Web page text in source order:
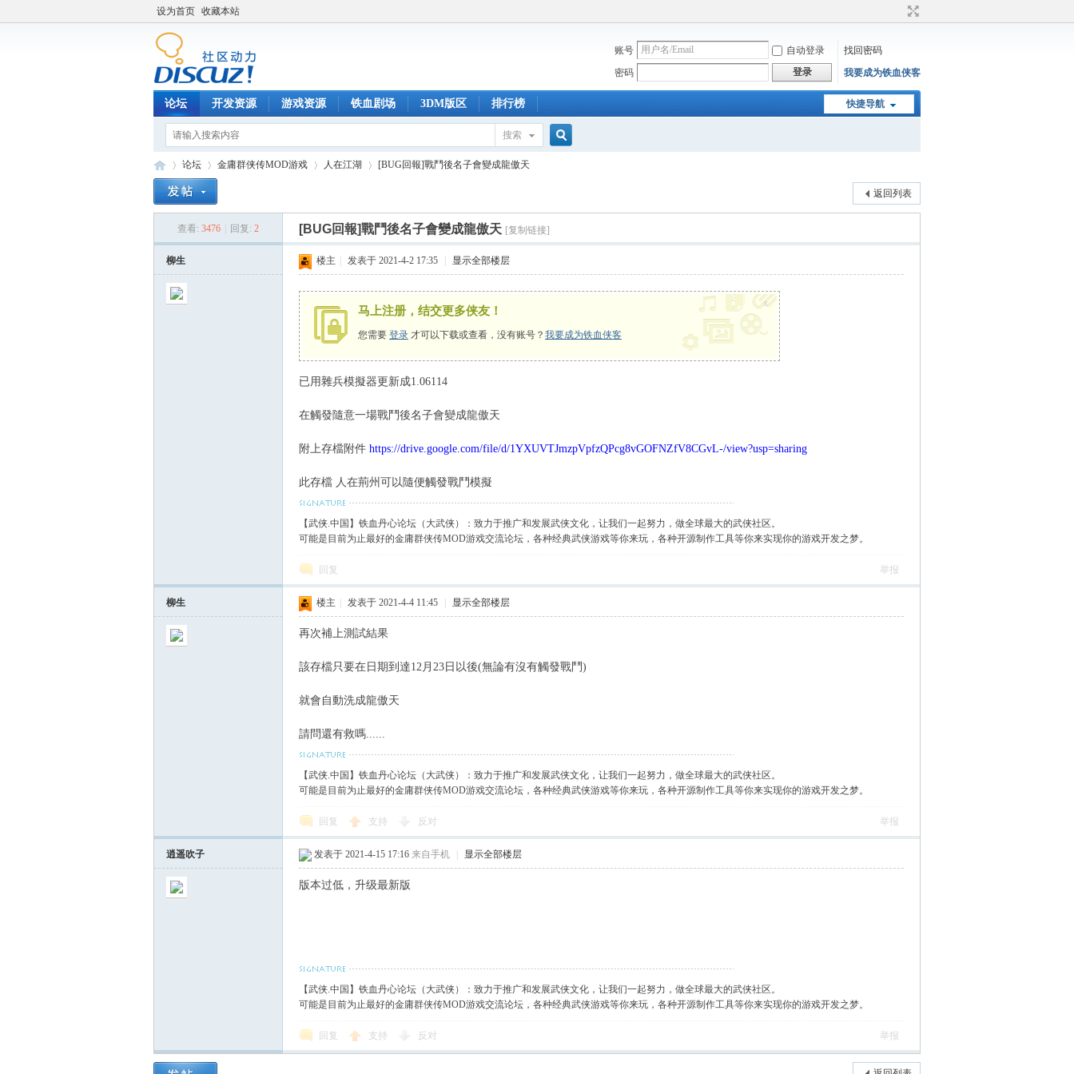
设为首页 收藏本站
账号 自动登录
找回密码
密码
登录 我要成为铁血侠客
快捷导航
论坛 开发资源 游戏资源 铁血剧场 3DM版区 排行榜
搜索
论坛
›
金庸群侠传MOD游戏
›
人在江湖
›
[BUG回報]戰鬥後名子會變成龍傲天
返回列表
查看: 3476 回复: 2 [BUG回報]戰鬥後名子會變成龍傲天 [复制链接]
柳生 楼主 发表于 2021-4-2 17:35 显示全部楼层
马上注册，结交更多侠友！
您需要 登录 才可以下载或查看，没有账号？ 我要成为铁血侠客
x
已用雜兵模擬器更新成1.06114
在觸發隨意一場戰鬥後名子會變成龍傲天
附上存檔附件 https://drive.google.com/file/d/1YXUVTJmzpVpfzQPcg8vGOFNZfV8CGvL-/view?usp=sharing
此存檔 人在荊州可以隨便觸發戰鬥模擬
【武侠.中国】铁血丹心论坛（大武侠）：致力于推广和发展武侠文化，让我们一起努力，做全球最大的武侠社区。
可能是目前为止最好的金庸群侠传MOD游戏交流论坛，各种经典武侠游戏等你来玩，各种开源制作工具等你来实现你的游戏开发之梦。
回复 举报
柳生 楼主 发表于 2021-4-4 11:45 显示全部楼层
再次補上測試結果
該存檔只要在日期到達12月23日以後(無論有沒有觸發戰鬥)
就會自動洗成龍傲天
請問還有救嗎......
【武侠.中国】铁血丹心论坛（大武侠）：致力于推广和发展武侠文化，让我们一起努力，做全球最大的武侠社区。
可能是目前为止最好的金庸群侠传MOD游戏交流论坛，各种经典武侠游戏等你来玩，各种开源制作工具等你来实现你的游戏开发之梦。
回复 支持 反对 举报
逍遥吹子 发表于 2021-4-15 17:16 来自手机 显示全部楼层
版本过低，升级最新版
【武侠.中国】铁血丹心论坛（大武侠）：致力于推广和发展武侠文化，让我们一起努力，做全球最大的武侠社区。
可能是目前为止最好的金庸群侠传MOD游戏交流论坛，各种经典武侠游戏等你来玩，各种开源制作工具等你来实现你的游戏开发之梦。
回复 支持 反对 举报